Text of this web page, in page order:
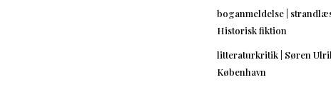
boganmeldelse |
Historisk fiktion
litteraturkritik | Søren
København